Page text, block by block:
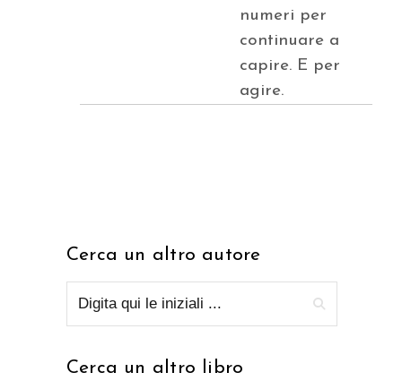
numeri per
continuare a
capire. E per
agire.
Cerca un altro autore
Cerca un altro libro